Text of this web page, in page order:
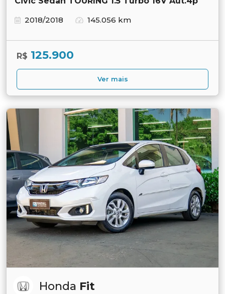
2018/2018
145.056 km
R$ 125.900
Ver mais
Honda Fit